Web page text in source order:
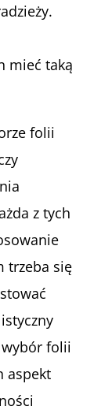
mieć taką
folii
z tych
trzeba się
folii
aspekt